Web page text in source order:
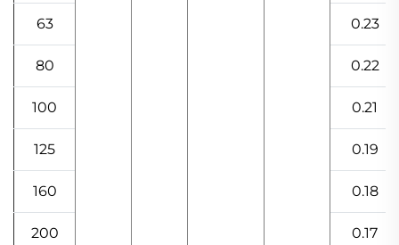
63 0.23
80 0.22
100 0.21
125 0.19
160 0.18
200 0.17